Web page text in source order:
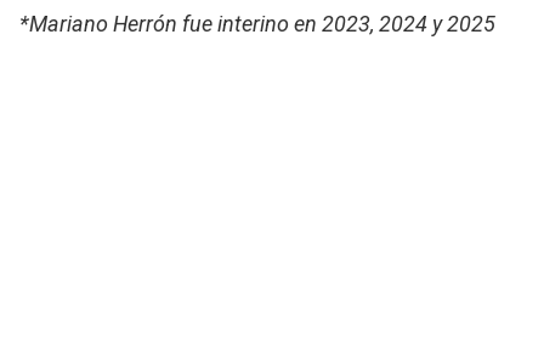
*Mariano Herrón fue interino en 2023, 2024 y 2025